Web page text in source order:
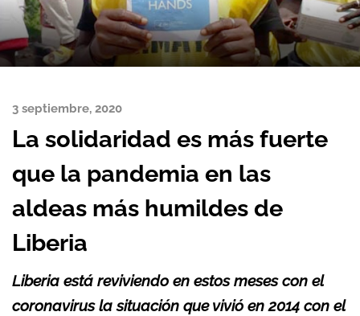
3 septiembre, 2020
La solidaridad es más fuerte
que la pandemia en las
aldeas más humildes de
Liberia
Liberia está reviviendo en estos meses con el
coronavirus la situación que vivió en 2014 con el